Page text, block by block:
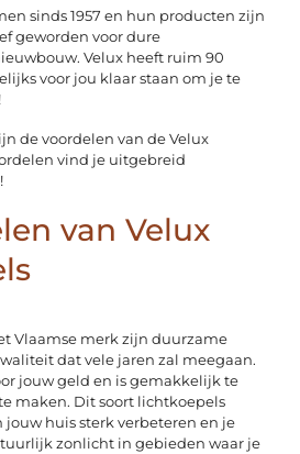
sinds 1957 en hun producten zijn
geworden voor dure
Velux heeft ruim 90
voor jou klaar staan om je te
de voordelen van de Velux
vind je uitgebreid
van Velux
Vlaamse merk zijn duurzame
dat vele jaren zal meegaan.
jouw geld en is gemakkelijk te
maken. Dit soort lichtkoepels
huis sterk verbeteren en je
zonlicht in gebieden waar je